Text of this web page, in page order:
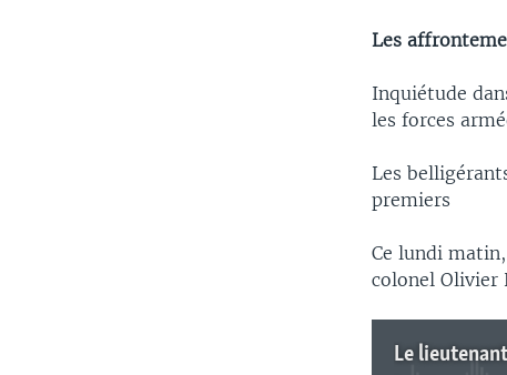
Les
Inquiétude
les forces
Les
premiers
Ce lundi
colonel Olivier